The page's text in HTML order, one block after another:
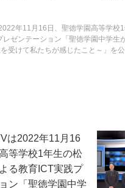
年11月16日、聖徳学園高等学校
レゼンテーション「聖徳学園中学生
受けて私たちが感じたこと～」を
は2022年11月16
等学校1年生の松
る教育ICT実践プ
ン「聖徳学園中学